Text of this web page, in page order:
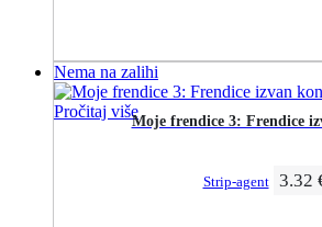
Nema na zalihi
Pročitaj više
Moje frendice 3: Frendice
Strip-agent 3.32